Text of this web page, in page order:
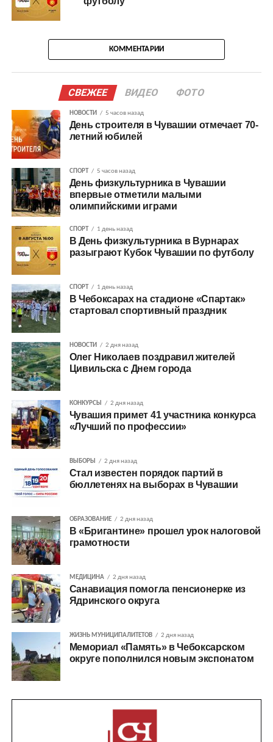
КОММЕНТАРИИ
СВЕЖЕЕ ВИДЕО ФОТО
НОВОСТИ 5 часов назад
День строителя в Чувашии отмечает 70-
летний юбилей
СПОРТ 5 часов назад
День физкультурника в Чувашии
впервые отметили малыми
олимпийскими играми
СПОРТ 1 день назад
В День физкультурника в Вурнарах
разыграют Кубок Чувашии по футболу
СПОРТ 1 день назад
В Чебоксарах на стадионе «Спартак»
стартовал спортивный праздник
НОВОСТИ 2 дня назад
Олег Николаев поздравил жителей
Цивильска с Днем города
КОНКУРСЫ 2 дня назад
Чувашия примет 41 участника конкурса
«Лучший по профессии»
ВЫБОРЫ 2 дня назад
Стал известен порядок партий в
бюллетенях на выборах в Чувашии
ОБРАЗОВАНИЕ 2 дня назад
В «Бригантине» прошел урок налоговой
грамотности
МЕДИЦИНА 2 дня назад
Санавиация помогла пенсионерке из
Ядринского округа
ЖИЗНЬ МУНИЦИПАЛИТЕТОВ 2 дня назад
Мемориал «Память» в Чебоксарском
округе пополнился новым экспонатом